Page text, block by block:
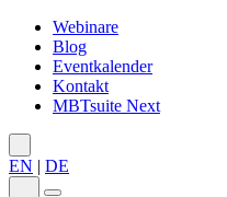
Webinare
Blog
Eventkalender
Kontakt
MBTsuite Next
EN | DE